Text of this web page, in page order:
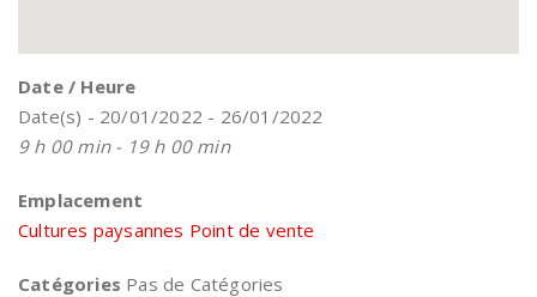
Date / Heure
Date(s) - 20/01/2022 - 26/01/2022
9 h 00 min - 19 h 00 min
Emplacement
Cultures paysannes Point de vente
Catégories Pas de Catégories